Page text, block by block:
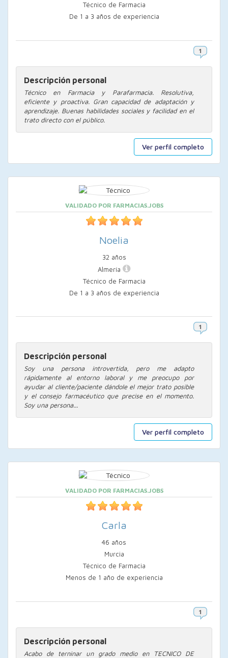
Ver perfil completo
Técnico de Farmacia
De 1 a 3 años de experiencia
Descripción personal
Técnico en Farmacia y Parafarmacia. Resolutiva,
eficiente y proactiva. Gran capacidad de adaptación y
aprendizaje. Buenas habilidades sociales y facilidad en el
trato directo con el público.
Ver perfil completo
VALIDADO POR FARMACIAS.JOBS
Noelia
32 años
Almería
Técnico de Farmacia
De 1 a 3 años de experiencia
Descripción personal
Soy una persona introvertida, pero me adapto
rápidamente al entorno laboral y me preocupo por
ayudar al cliente/paciente dándole el mejor trato posible
y el consejo farmacéutico que precise en el momento.
Soy una persona...
VALIDADO POR FARMACIAS.JOBS
Carla
46 años
Murcia
Técnico de Farmacia
Menos de 1 año de experiencia
Descripción personal
Acabo de terninar un grado medio en TECNICO DE